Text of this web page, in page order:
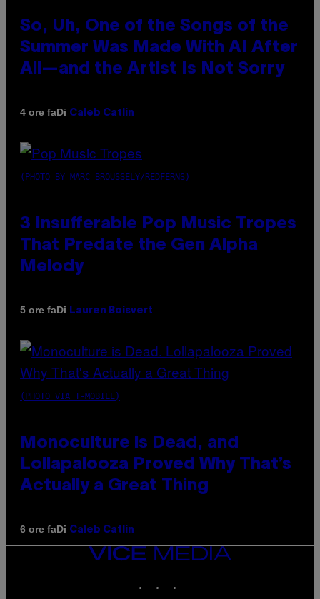
So, Uh, One of the Songs of the
Summer Was Made With AI After
All—and the Artist Is Not Sorry
4 ore faDi Caleb Catlin
(PHOTO BY MARC BROUSSELY/REDFERNS)
3 Insufferable Pop Music Tropes
That Predate the Gen Alpha
Melody
5 ore faDi Lauren Boisvert
(PHOTO VIA T-MOBILE)
Monoculture is Dead, and
Lollapalooza Proved Why That’s
Actually a Great Thing
6 ore faDi Caleb Catlin
VICE
MEDIA